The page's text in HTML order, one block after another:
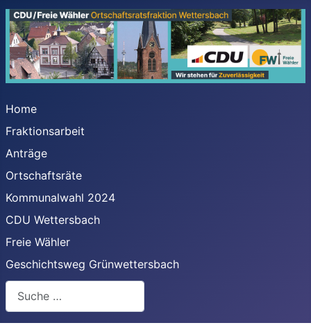
Home
Fraktionsarbeit
Anträge
Ortschaftsräte
Kommunalwahl 2024
CDU Wettersbach
Freie Wähler
Geschichtsweg Grünwettersbach
Suchen